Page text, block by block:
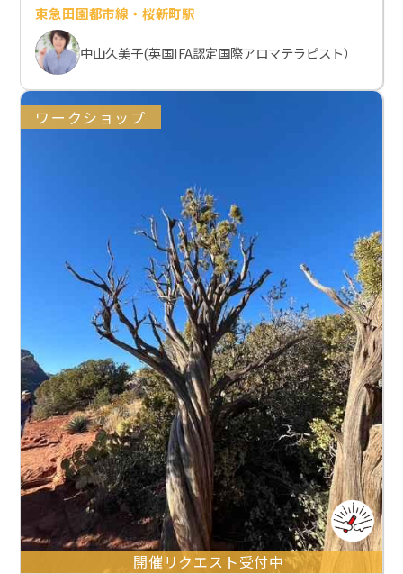
東急田園都市線・桜新町駅
中山久美子(英国IFA認定国際アロマテラピスト）
ワークショップ
開催リクエスト受付中